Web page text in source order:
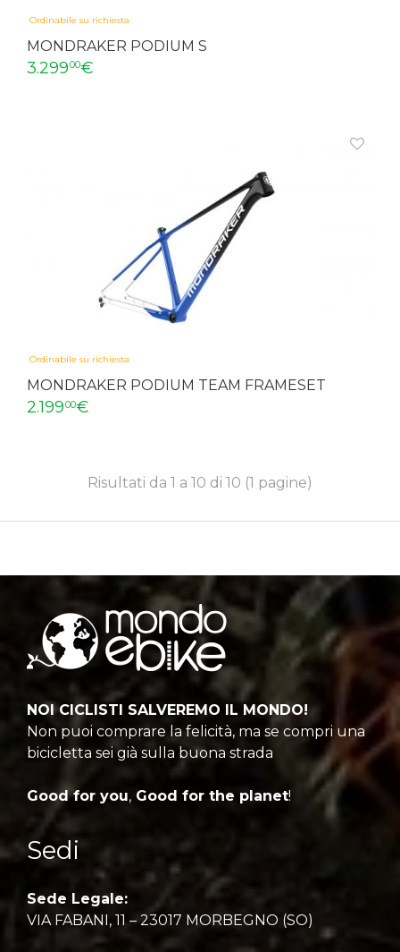
MONDRAKER PODIUM S
3.29900€
Ordinabile su richiesta
MONDRAKER PODIUM TEAM FRAMESET
2.19900€
Ordinabile su richiesta
Risultati da 1 a 10 di 10 (1 pagine)
NOI CICLISTI SALVEREMO IL MONDO!
Non puoi comprare la felicità, ma se compri una
bicicletta sei già sulla buona strada
Good for you, Good for the planet!
Sedi
Sede Legale:
VIA FABANI, 11 – 23017 MORBEGNO (SO)